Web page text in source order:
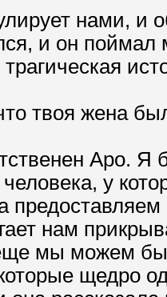
нами, и
и он
твоя жена
Аро. Я
у
нам
мы можем
щедро